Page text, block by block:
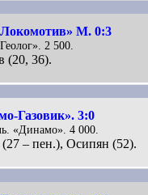
М. 0:3
2 500.
(20, 36).
Газовик». 3:0
«Динамо». 4 000.
– пен.), Осипян (52).